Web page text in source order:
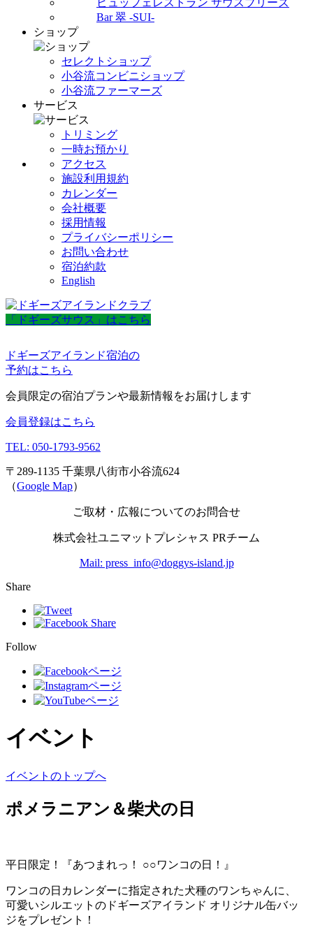
ビュッフェレストラン サウスブリーズ
Bar 翠 -SUI-
ショップ
セレクトショップ
小谷流コンビニショップ
小谷流ファーマーズ
サービス
トリミング
一時お預かり
アクセス
施設利用規約
カレンダー
会社概要
採用情報
プライバシーポリシー
お問い合わせ
宿泊約款
English
「ドギーズサウス」はこちら
ドギーズアイランド宿泊の
予約はこちら
会員限定の宿泊プランや最新情報をお届けします
会員登録はこちら
TEL: 050-1793-9562
〒289-1135 千葉県八街市小谷流624
（Google Map）
ご取材・広報についてのお問合せ
株式会社ユニマットプレシャス PRチーム
Mail: press_info@doggys-island.jp
Share
Follow
イベント
イベントのトップへ
ポメラニアン＆柴犬の日
平日限定！『あつまれっ！ ○○ワンコの日！』
ワンコの日カレンダーに指定された犬種のワンちゃんに、
可愛いシルエットのドギーズアイランド オリジナル缶バッ
ジをプレゼント！